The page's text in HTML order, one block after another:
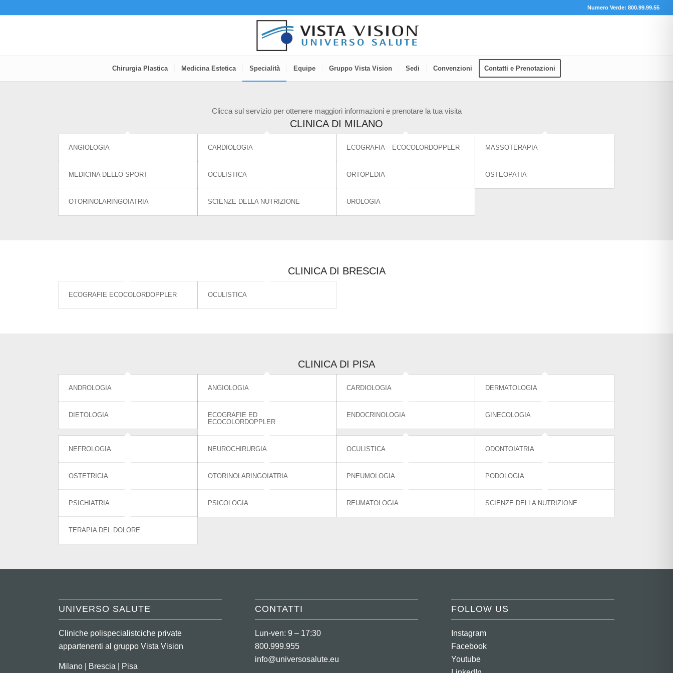
Numero Verde: 800.99.99.55
Chirurgia Plastica Medicina Estetica Specialità Equipe Gruppo Vista Vision Sedi Convenzioni Contatti e Prenotazioni
Clicca sul servizio per ottenere maggiori informazioni e prenotare la tua visita
CLINICA DI MILANO
ANGIOLOGIA CARDIOLOGIA ECOGRAFIA – ECOCOLORDOPPLER MASSOTERAPIA
MEDICINA DELLO SPORT OCULISTICA ORTOPEDIA OSTEOPATIA
OTORINOLARINGOIATRIA SCIENZE DELLA NUTRIZIONE UROLOGIA
CLINICA DI BRESCIA
ECOGRAFIE ECOCOLORDOPPLER OCULISTICA
CLINICA DI PISA
ANDROLOGIA ANGIOLOGIA CARDIOLOGIA DERMATOLOGIA
DIETOLOGIA
ECOGRAFIE ED
ECOCOLORDOPPLER
ENDOCRINOLOGIA GINECOLOGIA
NEFROLOGIA NEUROCHIRURGIA OCULISTICA ODONTOIATRIA
OSTETRICIA OTORINOLARINGOIATRIA PNEUMOLOGIA PODOLOGIA
PSICHIATRIA PSICOLOGIA REUMATOLOGIA SCIENZE DELLA NUTRIZIONE
TERAPIA DEL DOLORE
UNIVERSO SALUTE
Cliniche polispecialistciche private
appartenenti al gruppo Vista Vision
Milano | Brescia | Pisa
CONTATTI
Lun-ven: 9 – 17:30
800.999.955
info@universosalute.eu
FOLLOW US
Instagram
Facebook
Youtube